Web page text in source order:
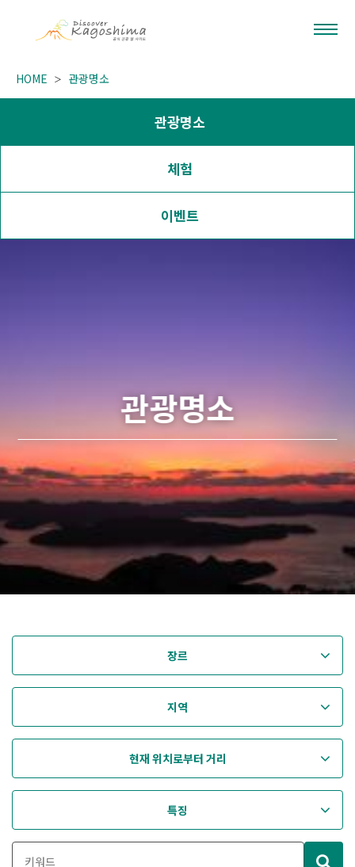
HOME 관광명소
관광명소
체험
이벤트
관광명소
장르
지역
현재 위치로부터 거리
특징